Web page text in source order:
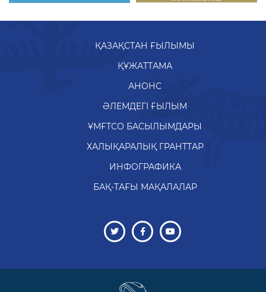
ҚАЗАҚСТАН ҒЫЛЫМЫ
ҚҰЖАТТАМА
АНОНС
ӘЛЕМДЕГІ ҒЫЛЫМ
ҰМҒТСО БАСЫЛЫМДАРЫ
ХАЛЫҚАРАЛЫҚ ГРАНТТАР
ИНФОГРАФИКА
БАҚ-ТАҒЫ МАҚАЛАЛАР